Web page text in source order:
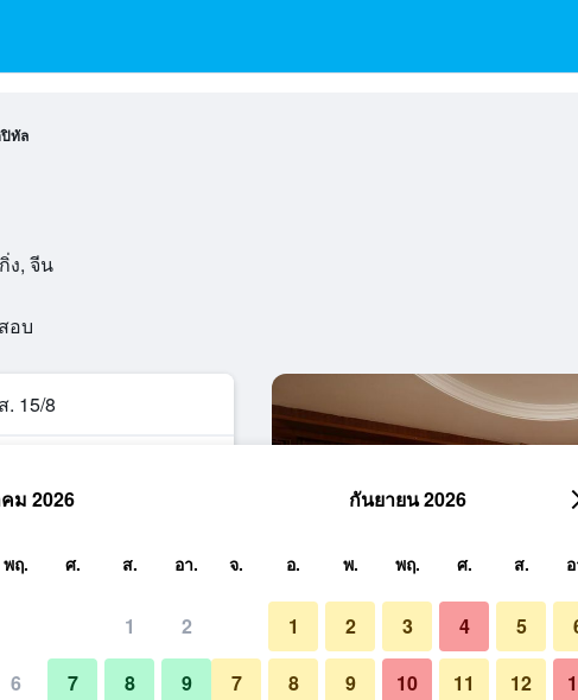
ทัล
ง, จีน
อบ
ส. 15/8
าต่อคืน
ม 2026
พฤ. ศ. ส. อา.
1 2
6 7 8 9
กันยายน 2026
จ. อ. พ. พฤ. ศ. ส.
1 2 3 4 5
7 8 9 10 11 12